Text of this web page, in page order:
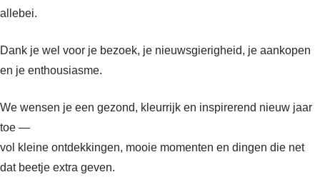
allebei.
Dank je wel voor je bezoek, je nieuwsgierigheid, je aankopen
en je enthousiasme.
We wensen je een gezond, kleurrijk en inspirerend nieuw jaar
toe —
vol kleine ontdekkingen, mooie momenten en dingen die net
dat beetje extra geven.